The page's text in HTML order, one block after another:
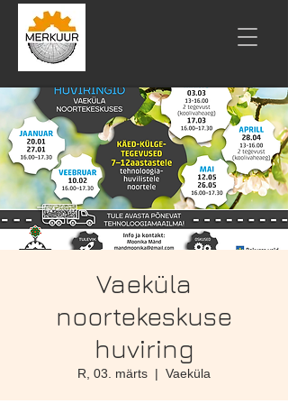
Vaeküla
noortekeskuse
huviring
R, 03. märts
  |
Vaeküla